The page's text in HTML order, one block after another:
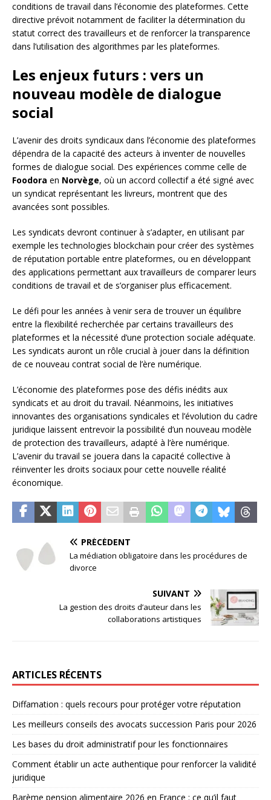
conditions de travail dans l’économie des plateformes. Cette
directive prévoit notamment de faciliter la détermination du
statut correct des travailleurs et de renforcer la transparence
dans l’utilisation des algorithmes par les plateformes.
Les enjeux futurs : vers un
nouveau modèle de dialogue
social
L’avenir des droits syndicaux dans l’économie des plateformes
dépendra de la capacité des acteurs à inventer de nouvelles
formes de dialogue social. Des expériences comme celle de
Foodora en Norvège, où un accord collectif a été signé avec
un syndicat représentant les livreurs, montrent que des
avancées sont possibles.
Les syndicats devront continuer à s’adapter, en utilisant par
exemple les technologies blockchain pour créer des systèmes
de réputation portable entre plateformes, ou en développant
des applications permettant aux travailleurs de comparer leurs
conditions de travail et de s’organiser plus efficacement.
Le défi pour les années à venir sera de trouver un équilibre
entre la flexibilité recherchée par certains travailleurs des
plateformes et la nécessité d’une protection sociale adéquate.
Les syndicats auront un rôle crucial à jouer dans la définition
de ce nouveau contrat social de l’ère numérique.
L’économie des plateformes pose des défis inédits aux
syndicats et au droit du travail. Néanmoins, les initiatives
innovantes des organisations syndicales et l’évolution du cadre
juridique laissent entrevoir la possibilité d’un nouveau modèle
de protection des travailleurs, adapté à l’ère numérique.
L’avenir du travail se jouera dans la capacité collective à
réinventer les droits sociaux pour cette nouvelle réalité
économique.
PRÉCÉDENT
La médiation obligatoire dans les procédures de
divorce
SUIVANT
La gestion des droits d’auteur dans les
collaborations artistiques
ARTICLES RÉCENTS
Diffamation : quels recours pour protéger votre réputation
Les meilleurs conseils des avocats succession Paris pour 2026
Les bases du droit administratif pour les fonctionnaires
Comment établir un acte authentique pour renforcer la validité
juridique
Barème pension alimentaire 2026 en France : ce qu’il faut